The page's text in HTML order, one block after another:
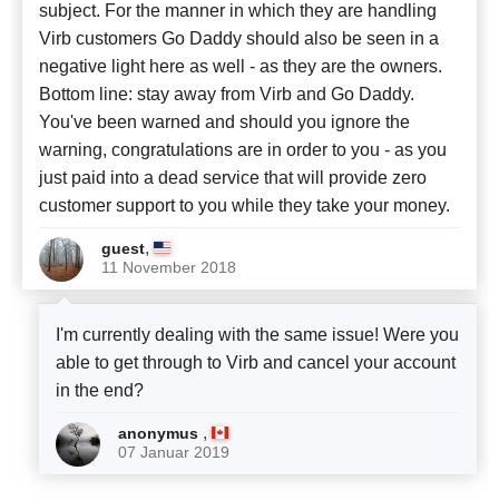
subject. For the manner in which they are handling
Virb customers Go Daddy should also be seen in a
negative light here as well - as they are the owners.
Bottom line: stay away from Virb and Go Daddy.
You've been warned and should you ignore the
warning, congratulations are in order to you - as you
just paid into a dead service that will provide zero
customer support to you while they take your money.
guest,
11 November 2018
I'm currently dealing with the same issue! Were you
able to get through to Virb and cancel your account
in the end?
anonymus ,
07 Januar 2019